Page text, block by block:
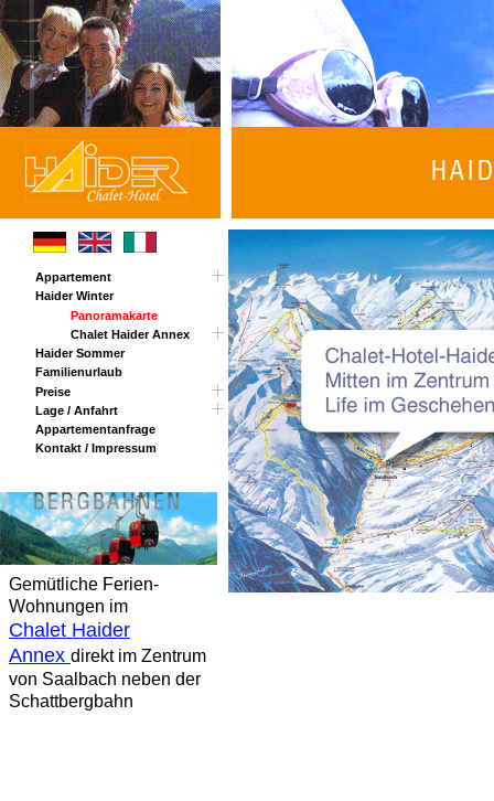
Appartement
Rundgang
Haider Winter
Panoramakarte
Chalet Haider Annex
Haider Sommer
Familienurlaub
Preise
Winter Opening
Osterüberraschung
Sommerpreise
Lage / Anfahrt
Routenplaner
Appartementanfrage
Kontakt / Impressum
Gemütliche Ferien-
Wohnungen im
Chalet Haider
Annex direkt im Zentrum
von Saalbach neben der
Schattbergbahn